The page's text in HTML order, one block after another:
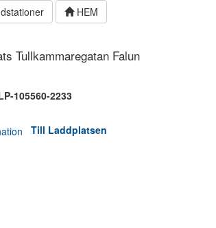
HEM
Tullkammaregatan Falun
105560-2233
Till Laddplatsen